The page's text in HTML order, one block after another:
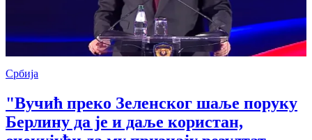
Србија
"Вучић преко Зеленског шаље поруку
Берлину да је и даље користан,